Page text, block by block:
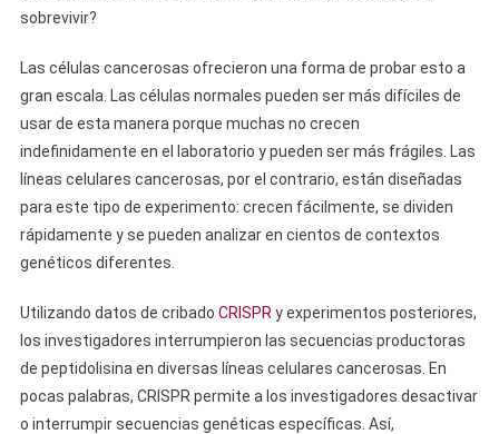
sobrevivir?
Las células cancerosas ofrecieron una forma de probar esto a
gran escala. Las células normales pueden ser más difíciles de
usar de esta manera porque muchas no crecen
indefinidamente en el laboratorio y pueden ser más frágiles. Las
líneas celulares cancerosas, por el contrario, están diseñadas
para este tipo de experimento: crecen fácilmente, se dividen
rápidamente y se pueden analizar en cientos de contextos
genéticos diferentes.
Utilizando datos de cribado CRISPR y experimentos posteriores,
los investigadores interrumpieron las secuencias productoras
de peptidolisina en diversas líneas celulares cancerosas. En
pocas palabras, CRISPR permite a los investigadores desactivar
o interrumpir secuencias genéticas específicas. Así,